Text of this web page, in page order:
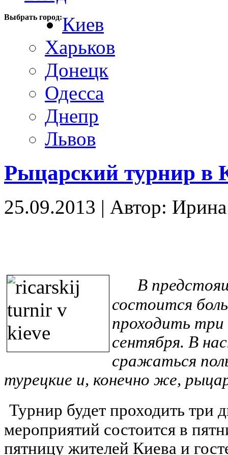
Выбрать город:Киев
Харьков
Донецк
Одесса
Днепр
Львов
Рыцарский турнир в
25.09.2013 | Автор:
В
состоится
проходить три
сентября. В
сражаться
турецкие и, конечно же,
Турнир будет проходить три
мероприятий состоится в
пятницу жителей Киева и